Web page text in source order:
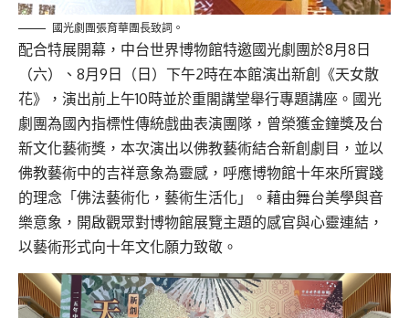
國光劇團張育華團長致詞。
配合特展開幕，中台世界博物館特邀國光劇團於8月8日
（六）、8月9日（日）下午2時在本館演出新創《天女散
花》，演出前上午10時並於重閣講堂舉行專題講座。國光
劇團為國內指標性傳統戲曲表演團隊，曾榮獲金鐘獎及台
新文化藝術獎，本次演出以佛教藝術結合新創劇目，並以
佛教藝術中的吉祥意象為靈感，呼應博物館十年來所實踐
的理念「佛法藝術化，藝術生活化」。藉由舞台美學與音
樂意象，開啟觀眾對博物館展覽主題的感官與心靈連結，
以藝術形式向十年文化願力致敬。